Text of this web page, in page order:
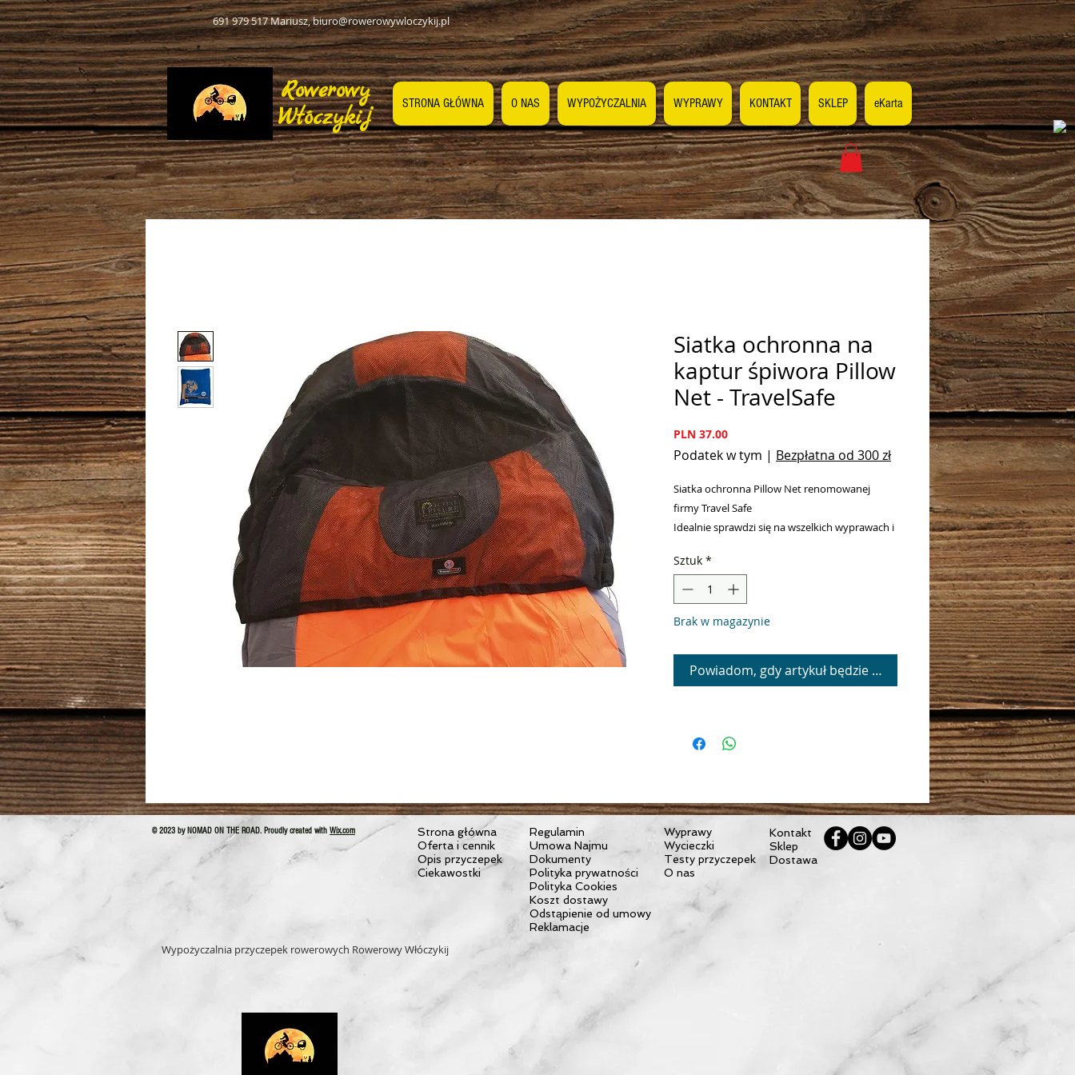
691 979 517 Mariusz,biuro@rowerowywloczykij.pl
Rowerowy
Włóczykij
STRONA GŁÓWNA O NAS WYPOŻYCZALNIA WYPRAWY KONTAKT SKLEP eKarta
Siatka ochronna na
kaptur śpiwora Pillow
Net - TravelSafe
PLN 37.00Cena
Podatek w tym | Bezpłatna od 300 zł
Siatka ochronna Pillow Net renomowanej
firmy Travel Safe
Idealnie sprawdzi się na wszelkich wyprawach i
Siatka naciągnięta na kaptur śpiwora chroni
twarz przed komarami i innymi owadami
Takie rozwiązanie zapewnia spokojny sen bez
ryzyka nieprzyjemnych ukąszeń
Waga: 57 g
Sztuk *
Brak w magazynie
Powiadom, gdy artykuł będzie dostępny
© 2023 by NOMAD ON THE ROAD. Proudly created with Wix.com
Strona główna
Oferta i cennik
Opis przyczepek
Ciekawostki
Regulamin
Umowa Najmu
Dokumenty
Polityka prywatności
Polityka Cookies
Koszt dostawy
Odstąpienie od umowy
Reklamacje
Wyprawy
Wycieczki
Testy przyczepek
O nas
Kontakt
Sklep
Dostawa
Wypożyczalnia przyczepek rowerowych Rowerowy Włóczykij